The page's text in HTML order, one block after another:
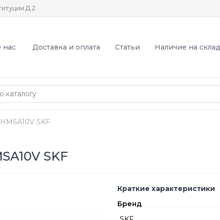
Д.2
нас Доставка и оплата Статьи Наличие на
SKF
SKF
Краткие характеристики
Бренд